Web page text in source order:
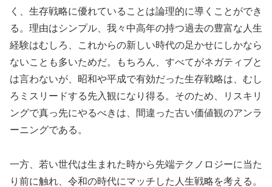
く、生存戦略に優れていることは論理的に導くことができ
る。理由はシンプル、我々中高年の持つ過去の豊富な人生
経験はむしろ、これからの新しい時代の足かせにしかなら
ないことも多いためだ。もちろん、すべてがネガティブと
は言わないが、昭和や平成で有効だった生存戦略は、むし
ろミスリードする先入観になり得る。そのため、リスキリ
ングで真っ先にやるべきは、間違った古い価値観のアンラ
ーニングである。
一方、若い世代は生まれた時から先端テクノロジーに当た
り前に触れ、令和の時代にマッチした人生戦略を考える。